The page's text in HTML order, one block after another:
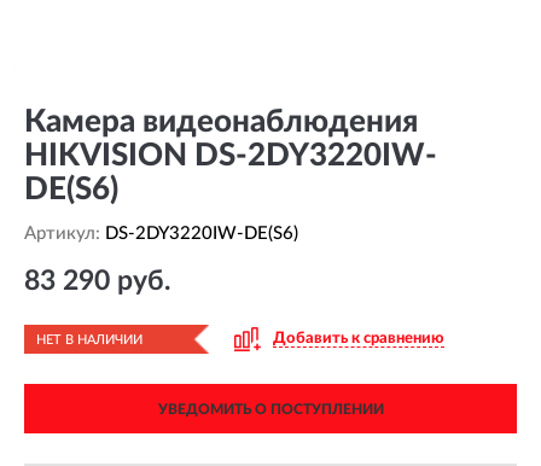
Камера видеонаблюдения
HIKVISION DS-2DY3220IW-
DE(S6)
Артикул: DS-2DY3220IW-DE(S6)
83 290 руб.
НЕТ В НАЛИЧИИ Добавить к сравнению
УВЕДОМИТЬ О ПОСТУПЛЕНИИ